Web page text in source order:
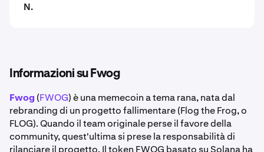
N.
Informazioni su Fwog
Fwog (FWOG) è una memecoin a tema rana, nata dal
rebranding di un progetto fallimentare (Flog the Frog, o
FLOG). Quando il team originale perse il favore della
community, quest'ultima si prese la responsabilità di
rilanciare il progetto. Il token FWOG basato su Solana ha